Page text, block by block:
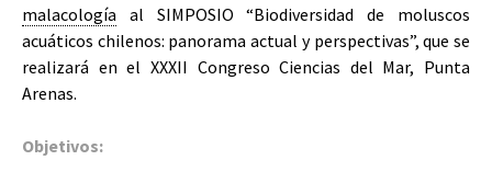
malacología al SIMPOSIO “Biodiversidad de moluscos
acuáticos chilenos: panorama actual y perspectivas”, que se
realizará en el XXXII Congreso Ciencias del Mar, Punta
Arenas.
Objetivos: